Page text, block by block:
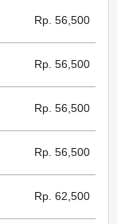
Rp. 56,500
Rp. 56,500
Rp. 56,500
Rp. 56,500
Rp. 62,500